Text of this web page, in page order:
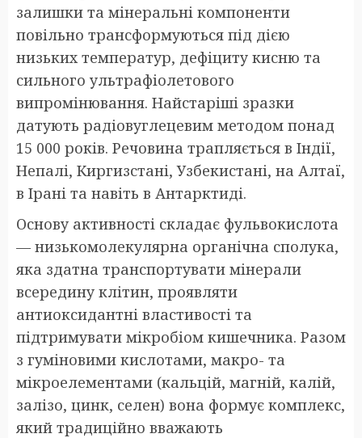
залишки та мінеральні компоненти
повільно трансформуються під дією
низьких температур, дефіциту кисню та
сильного ультрафіолетового
випромінювання. Найстаріші зразки
датують радіовуглецевим методом понад
15 000 років. Речовина трапляється в Індії,
Непалі, Киргизстані, Узбекистані, на Алтаї,
в Ірані та навіть в Антарктиді.
Основу активності складає фульвокислота
— низькомолекулярна органічна сполука,
яка здатна транспортувати мінерали
всередину клітин, проявляти
антиоксидантні властивості та
підтримувати мікробіом кишечника. Разом
з гуміновими кислотами, макро- та
мікроелементами (кальцій, магній, калій,
залізо, цинк, селен) вона формує комплекс,
який традиційно вважають